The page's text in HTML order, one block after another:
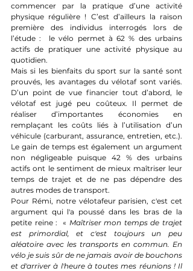
commencer par la pratique d’une activité
physique régulière ! C’est d’ailleurs la raison
première des individus interrogés lors de
l’étude :  le vélo permet à 62 % des urbains
actifs de pratiquer une activité physique au
quotidien.
Mais si les bienfaits du sport sur la santé sont
prouvés, les avantages du vélotaf sont variés.
D’un point de vue financier tout d’abord, le
vélotaf est jugé peu coûteux. Il permet de
réaliser d’importantes économies en
remplaçant les coûts liés à l’utilisation d’un
véhicule (carburant, assurance, entretien, etc.).
Le gain de temps est également un argument
non négligeable puisque 42 % des urbains
actifs ont le sentiment de mieux maîtriser leur
temps de trajet et de ne pas dépendre des
autres modes de transport.
Pour Rémi, notre vélotafeur parisien, c'est cet
argument qui l'a poussé dans les bras de la
petite reine :  « Maîtriser mon temps de trajet
est primordial, et c'est toujours un peu
aléatoire avec les transports en commun. En
vélo je suis sûr de ne jamais avoir de bouchons
et d'arriver à l'heure à toutes mes réunions ! Il